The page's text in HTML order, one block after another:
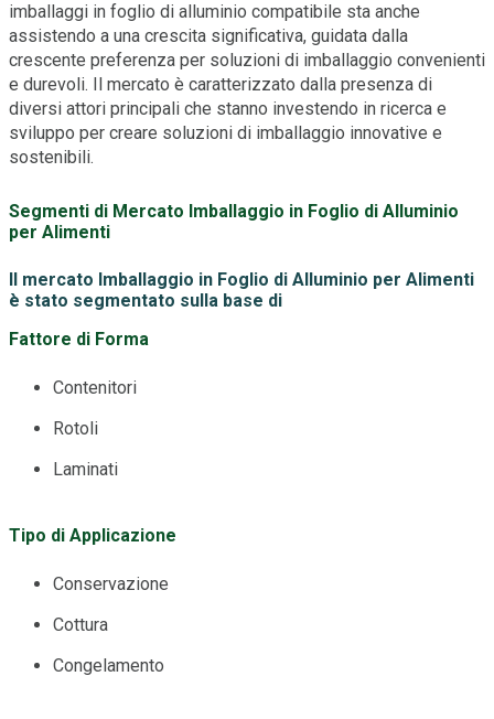
imballaggi in foglio di alluminio compatibile sta anche
assistendo a una crescita significativa, guidata dalla
crescente preferenza per soluzioni di imballaggio convenienti
e durevoli. Il mercato è caratterizzato dalla presenza di
diversi attori principali che stanno investendo in ricerca e
sviluppo per creare soluzioni di imballaggio innovative e
sostenibili.
Segmenti di Mercato Imballaggio in Foglio di Alluminio
per Alimenti
Il mercato Imballaggio in Foglio di Alluminio per Alimenti
è stato segmentato sulla base di
Fattore di Forma
Contenitori
Rotoli
Laminati
Tipo di Applicazione
Conservazione
Cottura
Congelamento